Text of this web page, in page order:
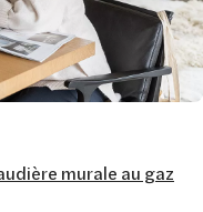
murale au gaz